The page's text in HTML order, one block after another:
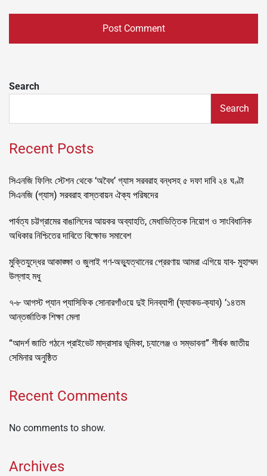
Search
Search
Recent Posts
সিএনজি ফিলিং স্টেশন থেকে ‘অবৈধ’ গ্যাস সরবরাহ বন্ধসহ ৫ দফা দাবি ২৪ ঘণ্টা
সিএনজি (গ্যাস) সরবরাহ বাস্তবায়ন ঐক্য পরিষদের
পার্বত্য চট্টগ্রামের বাঙালিদের আয়কর অব্যাহতি, মেধাভিত্তিক নিয়োগ ও সাংবিধানিক
অধিকার নিশ্চিতের দাবিতে বিক্ষোভ সমাবেশ
মুক্তিযুদ্ধের আকাঙ্ক্ষা ও জুলাই গণ-অভ্যুত্থানের প্রেরণায় আমরা এগিয়ে যাব- মুহাম্মদ
উল্লাহ মধু
৭-৮ আগস্ট প্যান প্যাসিফিক সোনারগাঁওয়ে দুই দিনব্যাপী (ফ্যাকড-ক্যাব) ‘১৪তম
আন্তর্জাতিক শিক্ষা মেলা
“আদর্শ জাতি গঠনে প্রাইভেট মাদ্রাসার ভূমিকা, চ্যালেঞ্জ ও সম্ভাবনা” শীর্ষক জাতীয়
সেমিনার অনুষ্ঠিত
Recent Comments
No comments to show.
Archives